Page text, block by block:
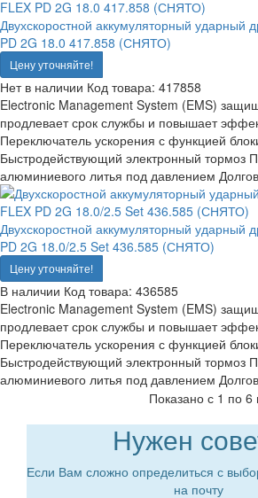
Двухскоростной аккумуляторный ударный
PD 2G 18.0 417.858 (СНЯТО)
Цену уточняйте!
Нет в наличии Код товара: 417858
Electronic Management System (EMS)
продлевает срок службы и повышает
Переключатель ускорения с функцией
Быстродействующий электронный тормоз
алюминиевого литья под давлением
Двухскоростной аккумуляторный ударный
PD 2G 18.0/2.5 Set 436.585 (СНЯТО)
Цену уточняйте!
В наличии Код товара: 436585
Electronic Management System (EMS)
продлевает срок службы и повышает
Переключатель ускорения с функцией
Быстродействующий электронный тормоз
алюминиевого литья под давлением
Показано с 1 по 6
Нужен
Если Вам сложно определиться с
на почту